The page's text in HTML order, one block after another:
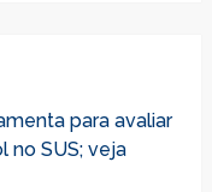
para avaliar
no SUS; veja